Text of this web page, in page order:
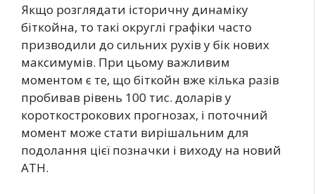
Якщо розглядати історичну динаміку
біткойна, то такі округлі графіки часто
призводили до сильних рухів у бік нових
максимумів. При цьому важливим
моментом є те, що біткойн вже кілька разів
пробивав рівень 100 тис. доларів у
короткострокових прогнозах, і поточний
момент може стати вирішальним для
подолання цієї позначки і виходу на новий
ATH.